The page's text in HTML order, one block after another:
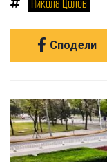
Сподели